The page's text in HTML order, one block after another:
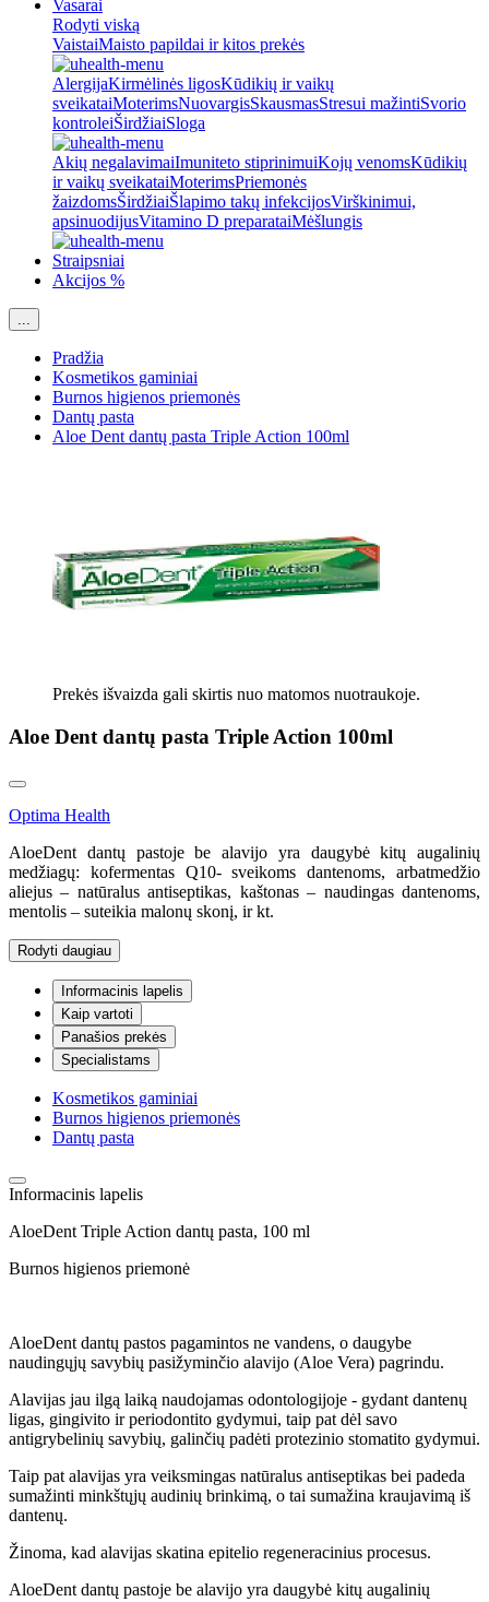
Vasarai
Rodyti viską
VaistaiMaisto papildai ir kitos prekės
AlergijaKirmėlinės ligosKūdikių ir vaikų
sveikataiMoterimsNuovargisSkausmasStresui mažintiSvorio
kontroleiŠirdžiaiSloga
Akių negalavimaiImuniteto stiprinimuiKojų venomsKūdikių
ir vaikų sveikataiMoterimsPriemonės
žaizdomsŠirdžiaiŠlapimo takų infekcijosVirškinimui,
apsinuodijusVitamino D preparataiMėšlungis
Straipsniai
Akcijos %
...
Pradžia
Kosmetikos gaminiai
Burnos higienos priemonės
Dantų pasta
Aloe Dent dantų pasta Triple Action 100ml
Prekės išvaizda gali skirtis nuo matomos nuotraukoje.
Aloe Dent dantų pasta Triple Action 100ml
Optima Health
AloeDent dantų pastoje be alavijo yra daugybė kitų augalinių
medžiagų: kofermentas Q10- sveikoms dantenoms, arbatmedžio
aliejus – natūralus antiseptikas, kaštonas – naudingas dantenoms,
mentolis – suteikia malonų skonį, ir kt.
Rodyti daugiau
Informacinis lapelis
Kaip vartoti
Panašios prekės
Specialistams
Kosmetikos gaminiai
Burnos higienos priemonės
Dantų pasta
Informacinis lapelis
AloeDent Triple Action dantų pasta, 100 ml
Burnos higienos priemonė
AloeDent dantų pastos pagamintos ne vandens, o daugybe
naudingųjų savybių pasižyminčio alavijo (Aloe Vera) pagrindu.
Alavijas jau ilgą laiką naudojamas odontologijoje - gydant dantenų
ligas, gingivito ir periodontito gydymui, taip pat dėl savo
antigrybelinių savybių, galinčių padėti protezinio stomatito gydymui.
Taip pat alavijas yra veiksmingas natūralus antiseptikas bei padeda
sumažinti minkštųjų audinių brinkimą, o tai sumažina kraujavimą iš
dantenų.
Žinoma, kad alavijas skatina epitelio regeneracinius procesus.
AloeDent dantų pastoje be alavijo yra daugybė kitų augalinių